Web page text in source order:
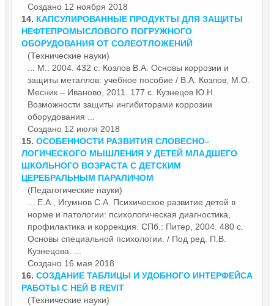
Создано 12 ноября 2018
14. КАПСУЛИРОВАННЫЕ ПРОДУКТЫ ДЛЯ ЗАЩИТЫ
НЕФТЕПРОМЫСЛОВОГО ПОГРУЖНОГО
ОБОРУДОВАНИЯ ОТ СОЛЕОТЛОЖЕНИЙ
(Технические науки)
... М.: 2004. 432 с. Козлов В.А. Основы коррозии и
защиты металлов: учебное пособие / В.А. Козлов, М.О.
Месник – Иваново, 2011. 177 с. Кузнецов Ю.Н.
Возможности защиты ингибиторами коррозии
оборудования ...
Создано 12 июля 2018
15. ОСОБЕННОСТИ РАЗВИТИЯ СЛОВЕСНО–
ЛОГИЧЕСКОГО МЫШЛЕНИЯ У ДЕТЕЙ МЛАДШЕГО
ШКОЛЬНОГО ВОЗРАСТА С ДЕТСКИМ
ЦЕРЕБРАЛЬНЫМ ПАРАЛИЧОМ
(Педагогические науки)
... Е.А., Игумнов С.А. Психическое развитие детей в
норме и патологии: психологическая диагностика,
профилактика и коррекция. СПб.: Питер, 2004. 480 с.
Основы специальной психологии. / Под ред. П.В.
Кузнецова. ...
Создано 16 мая 2018
16. СОЗДАНИЕ ТАБЛИЦЫ И УДОБНОГО ИНТЕРФЕЙСА
РАБОТЫ С НЕЙ В REVIT
(Технические науки)